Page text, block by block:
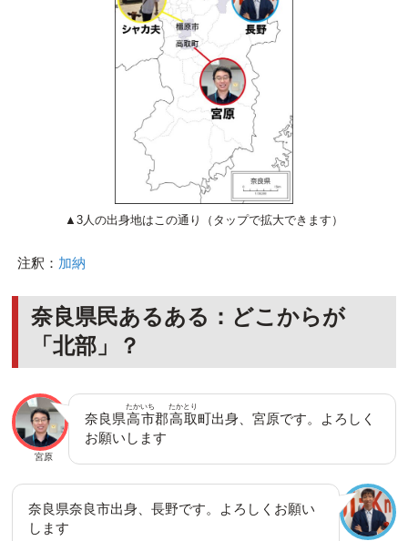
▲3人の出身地はこの通り（タップで拡大できます）
注釈： 加納
奈良県民あるある：どこからが
「北部」？
宮原
奈良県高市
たかいち
郡高取
たかとり
町出身、宮原です。よろしく
お願いします
奈良県奈良市出身、長野です。よろしくお願い
します